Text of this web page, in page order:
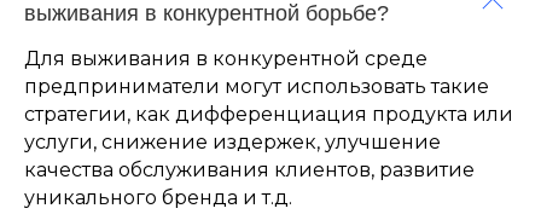
выживания в конкурентной борьбе?
Для выживания в конкурентной среде
предприниматели могут использовать такие
стратегии, как дифференциация продукта или
услуги, снижение издержек, улучшение
качества обслуживания клиентов, развитие
уникального бренда и т.д.